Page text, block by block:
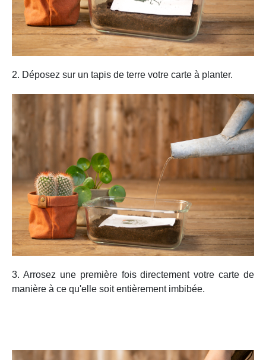
2. Déposez sur un tapis de terre votre carte à planter.
3. Arrosez une première fois directement votre carte de
manière à ce qu'elle soit entièrement imbibée.